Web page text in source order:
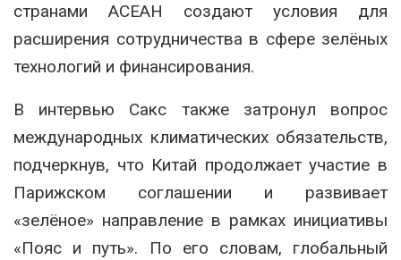
странами АСЕАН создают условия для
расширения сотрудничества в сфере зелёных
технологий и финансирования.
В интервью Сакс также затронул вопрос
международных климатических обязательств,
подчеркнув, что Китай продолжает участие в
Парижском соглашении и развивает
«зелёное» направление в рамках инициативы
«Пояс и путь». По его словам, глобальный